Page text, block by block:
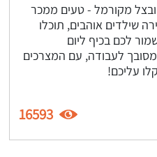
ובצל מקורמל - טעים ממכר
שילדים אוהבים, תוכלו
לכם בכיף ליום
לעבודה, עם המצרכים
עליכם!
16593